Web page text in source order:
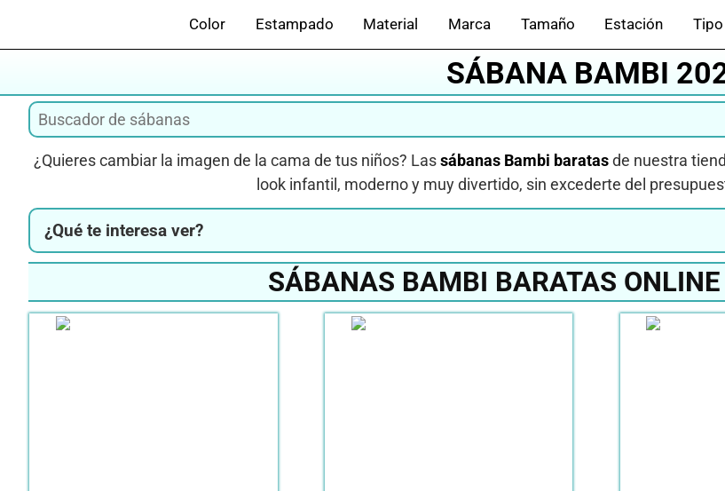
contenido
Color Estampado Material Marca Tamaño Estación Tipo
SÁBANA BAMBI
¿Quieres cambiar la imagen de la cama de tus niños? Lassábanas Bambi baratasde nuestra
look infantil, moderno y muy divertido, sin excederte del
¿Qué te interesa ver?
SÁBANAS BAMBI BARATAS